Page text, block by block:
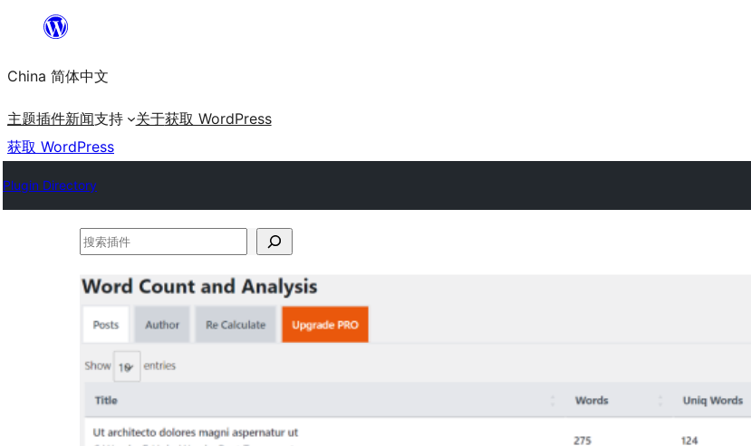
内
容
China 简体中文
主题插件新闻支持 关于获取 WordPress
获取 WordPress
Plugin Directory
搜
插